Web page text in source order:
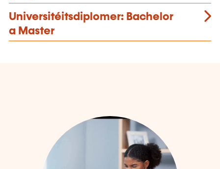
Universitéitsdiplomer: Bachelor
a Master